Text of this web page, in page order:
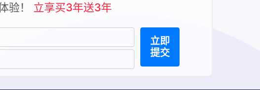
验！ 立享买3年送3年
立即
提交